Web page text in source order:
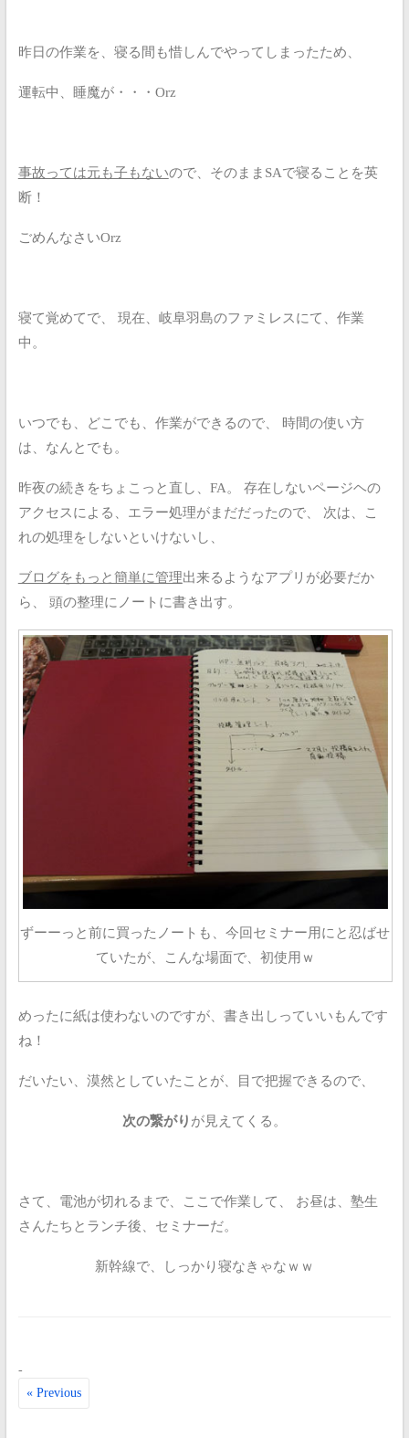
昨日の作業を、寝る間も惜しんでやってしまったため、
運転中、睡魔が・・・Orz
事故っては元も子もないので、そのままSAで寝ることを英
断！
ごめんなさいOrz
寝て覚めてで、
現在、岐阜羽島のファミレスにて、作業
中。
いつでも、どこでも、作業ができるので、
時間の使い方
は、なんとでも。
昨夜の続きをちょこっと直し、FA。
存在しないページヘの
アクセスによる、エラー処理がまだだったので、
次は、こ
れの処理をしないといけないし、
ブログをもっと簡単に管理出来るようなアプリが必要だか
ら、
頭の整理にノートに書き出す。
ずーーっと前に買ったノートも、今回セミナー用にと忍ばせ
ていたが、こんな場面で、初使用ｗ
めったに紙は使わないのですが、書き出しっていいもんです
ね！
だいたい、漠然としていたことが、目で把握できるので、
次の繋がり が見えてくる。
さて、電池が切れるまで、ここで作業して、
お昼は、塾生
さんたちとランチ後、セミナーだ。
新幹線で、しっかり寝なきゃなｗｗ
-
« Previous